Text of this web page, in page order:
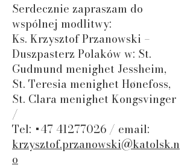
Serdecznie zapraszam do
wspólnej modlitwy:
Ks. Krzysztof Przanowski –
Duszpasterz Polaków w: St.
Gudmund menighet Jessheim,
St. Teresia menighet Hønefoss,
St. Clara menighet Kongsvinger
/
Tel: +47 41277026 / email:
krzysztof.przanowski@katolsk.n
o